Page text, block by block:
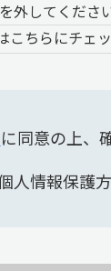
外してください
こちらにチェ
に同意の上、
人情報保護